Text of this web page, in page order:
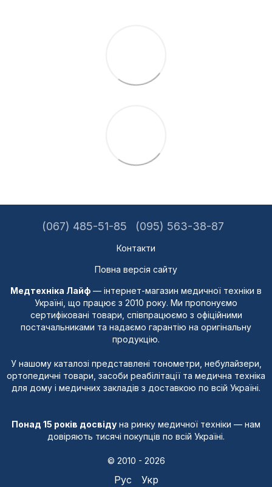
(067) 485-51-85 (095) 563-38-87
Контакти
Повна версія сайту
Медтехніка Лайф — інтернет-магазин медичної техніки в
Україні, що працює з 2010 року. Ми пропонуємо
сертифіковані товари, співпрацюємо з офіційними
постачальниками та надаємо гарантію на оригінальну
продукцію.
У нашому каталозі представлені тонометри, небулайзери,
ортопедичні товари, засоби реабілітації та медична техніка
для дому і медичних закладів з доставкою по всій Україні.
Понад 15 років досвіду на ринку медичної техніки — нам
довіряють тисячі покупців по всій Україні.
© 2010 - 2026
Рус Укр